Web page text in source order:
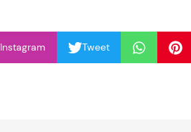
Instagram Tweet